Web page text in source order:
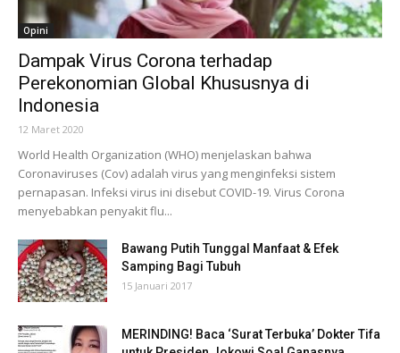
Opini
Dampak Virus Corona terhadap
Perekonomian Global Khususnya di
Indonesia
12 Maret 2020
World Health Organization (WHO) menjelaskan bahwa
Coronaviruses (Cov) adalah virus yang menginfeksi sistem
pernapasan. Infeksi virus ini disebut COVID-19. Virus Corona
menyebabkan penyakit flu...
Bawang Putih Tunggal Manfaat & Efek
Samping Bagi Tubuh
15 Januari 2017
MERINDING! Baca ‘Surat Terbuka’ Dokter Tifa